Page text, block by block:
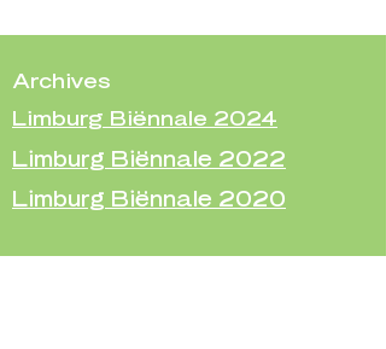
Archives
Limburg Biënnale 2024
Limburg Biënnale 2022
Limburg Biënnale 2020